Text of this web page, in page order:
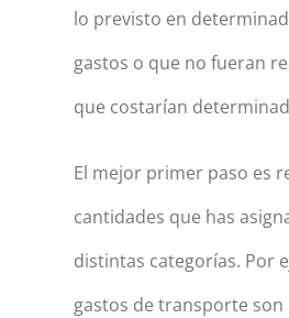
lo previsto en
gastos o que no fueran
que costarían
El mejor primer paso es
cantidades que has
distintas categorías. Por
gastos de transporte son